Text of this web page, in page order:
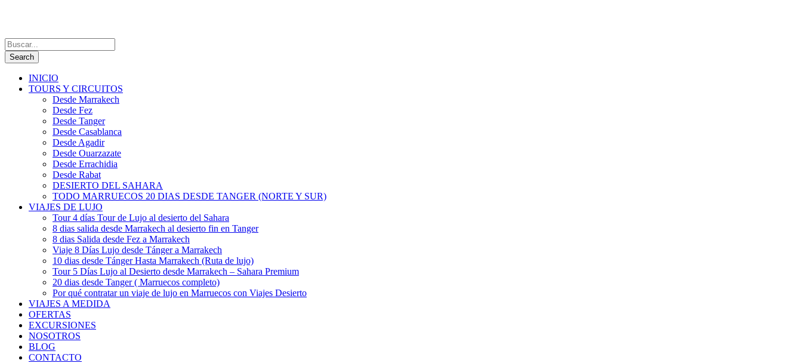
INICIO
TOURS Y CIRCUITOS
Desde Marrakech
Desde Fez
Desde Tanger
Desde Casablanca
Desde Agadir
Desde Ouarzazate
Desde Errachidia
Desde Rabat
DESIERTO DEL SAHARA
TODO MARRUECOS 20 DIAS DESDE TANGER (NORTE Y SUR)
VIAJES DE LUJO
Tour 4 días Tour de Lujo al desierto del Sahara
8 dias salida desde Marrakech al desierto fin en Tanger
8 dias Salida desde Fez a Marrakech
Viaje 8 Días Lujo desde Tánger a Marrakech
10 dias desde Tánger Hasta Marrakech (Ruta de lujo)
Tour 5 Días Lujo al Desierto desde Marrakech – Sahara Premium
20 dias desde Tanger ( Marruecos completo)
Por qué contratar un viaje de lujo en Marruecos con Viajes Desierto
VIAJES A MEDIDA
OFERTAS
EXCURSIONES
NOSOTROS
BLOG
CONTACTO